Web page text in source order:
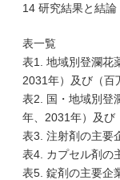
14 研究結果と結論
表一覧
表1. 地域別登瀾花
2031年）及び（百
表2. 国・地域別登
年、2031年）及び
表3. 注射剤の主要
表4. カプセル剤の
表5. 錠剤の主要企